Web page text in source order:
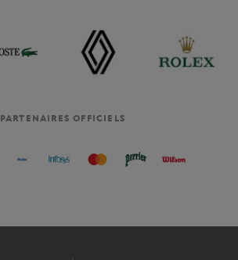
PARTENAIRES OFFICIELS